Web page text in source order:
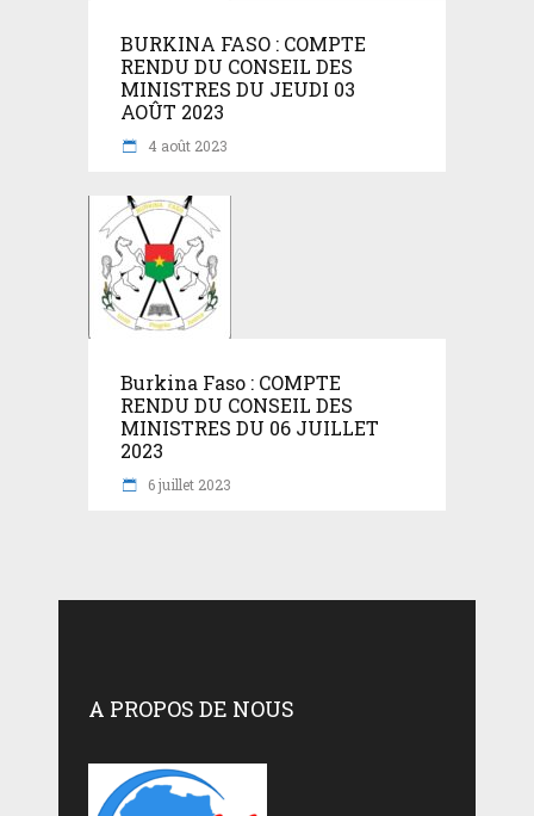
BURKINA FASO : COMPTE
RENDU DU CONSEIL DES
MINISTRES DU JEUDI 03
AOÛT 2023
4 août 2023
Burkina Faso : COMPTE
RENDU DU CONSEIL DES
MINISTRES DU 06 JUILLET
2023
6 juillet 2023
A PROPOS DE NOUS